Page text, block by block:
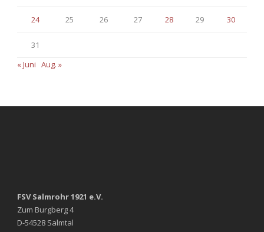
24 25 26 27 28 29 30
31
« Juni Aug. »
FSV Salmrohr 1921 e.V.
Zum Burgberg 4
D-54528 Salmtal